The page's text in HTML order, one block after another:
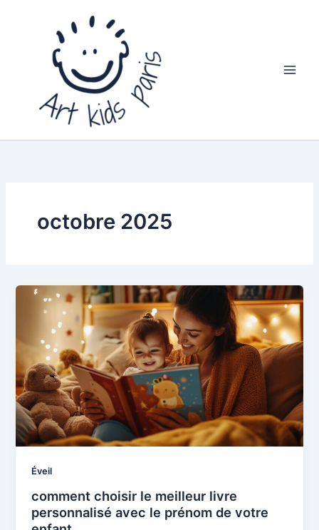
octobre 2025
Éveil
comment choisir le meilleur livre
personnalisé avec le prénom de votre